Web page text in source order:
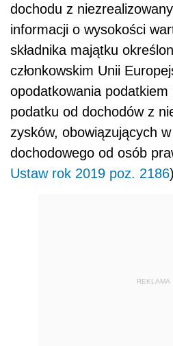
dochodu z
informacji o wysokości
składnika majątku
członkowskim Unii
opodatkowania
podatku od dochodów z
zysków, obowiązujących
dochodowego od osób
Ustaw rok 2019 poz. 2186
REKLAMA